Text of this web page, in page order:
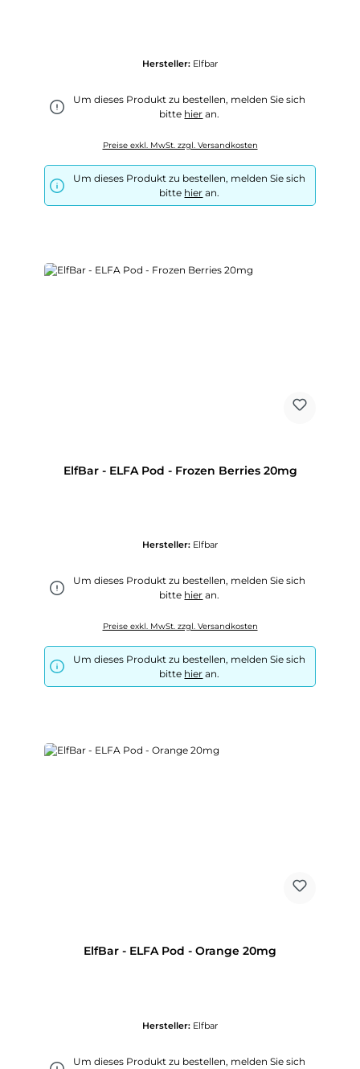
Hersteller: Elfbar
Um dieses Produkt zu bestellen, melden Sie sich
bitte hier an.
Preise exkl. MwSt. zzgl. Versandkosten
Um dieses Produkt zu bestellen, melden Sie sich
bitte hier an.
ElfBar - ELFA Pod - Frozen Berries 20mg
Hersteller: Elfbar
Um dieses Produkt zu bestellen, melden Sie sich
bitte hier an.
Preise exkl. MwSt. zzgl. Versandkosten
Um dieses Produkt zu bestellen, melden Sie sich
bitte hier an.
ElfBar - ELFA Pod - Orange 20mg
Hersteller: Elfbar
Um dieses Produkt zu bestellen, melden Sie sich